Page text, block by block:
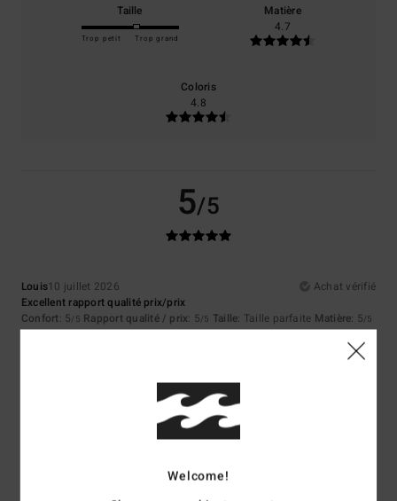
Taille
Trop petit Trop grand
Matière
4.7
Coloris
4.8
5/5
Louis10 juillet 2026
Achat vérifié
Excellent rapport qualité prix/prix
Confort: 5/5 Rapport qualité / prix: 5/5 Taille: Taille parfaite Matière: 5/5
Coloris: 5
5/5
Welcome!